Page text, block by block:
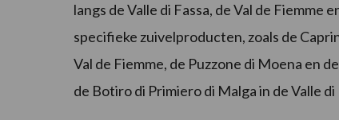
langs de Valle di Fassa, de Val de
specifieke zuivelproducten, zoals de
Val de Fiemme, de Puzzone di Moena en
de Botiro di Primiero di Malga in de Valle